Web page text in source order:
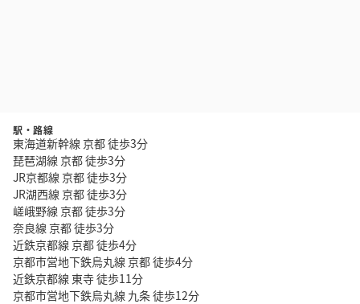
駅・路線
東海道新幹線 京都 徒歩3分
琵琶湖線 京都 徒歩3分
JR京都線 京都 徒歩3分
JR湖西線 京都 徒歩3分
嵯峨野線 京都 徒歩3分
奈良線 京都 徒歩3分
近鉄京都線 京都 徒歩4分
京都市営地下鉄烏丸線 京都 徒歩4分
近鉄京都線 東寺 徒歩11分
京都市営地下鉄烏丸線 九条 徒歩12分